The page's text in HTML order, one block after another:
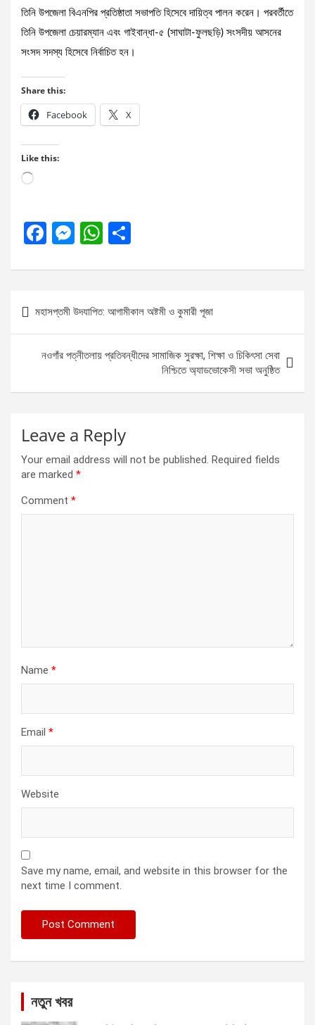
তিনি উপজেলা বিএনপির প্রতিষ্ঠাতা সভাপতি হিসেবে দায়িত্ব পালন করেন। পরবর্তীতে
তিনি উপজেলা চেয়ারম্যান এবং গাইবান্ধা-৫ (সাঘাটা-ফুলছড়ি) সংসদীয় আসনের
সংসদ সদস্য হিসেবে নির্বাচিত হন।
Share this:
Facebook X
Like this:
Loading…
F
ce
o
o
M
se
n
g
er
W
at
A
p
p
ar
Post
navigation
মহাসপ্তমী উদযাপিত: আগামীকাল অষ্টমী ও কুমারী পূজা
নওগাঁর পত্নীতলায় প্রতিবন্ধীদের সামাজিক সুরক্ষা, শিক্ষা ও চিকিৎসা সেবা
নিশ্চিতে অ্যাডভোকেসী সভা অনুষ্ঠিত
Leave a Reply
Your email address will not be published. Required fields
are marked *
Comment *
Name *
Email *
Website
Save my name, email, and website in this browser for the
next time I comment.
নতুন খবর